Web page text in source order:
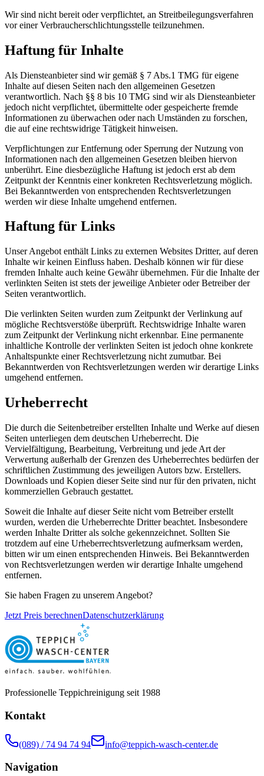
Wir sind nicht bereit oder verpflichtet, an Streitbeilegungsverfahren
vor einer Verbraucherschlichtungsstelle teilzunehmen.
Haftung für Inhalte
Als Diensteanbieter sind wir gemäß § 7 Abs.1 TMG für eigene
Inhalte auf diesen Seiten nach den allgemeinen Gesetzen
verantwortlich. Nach §§ 8 bis 10 TMG sind wir als Diensteanbieter
jedoch nicht verpflichtet, übermittelte oder gespeicherte fremde
Informationen zu überwachen oder nach Umständen zu forschen,
die auf eine rechtswidrige Tätigkeit hinweisen.
Verpflichtungen zur Entfernung oder Sperrung der Nutzung von
Informationen nach den allgemeinen Gesetzen bleiben hiervon
unberührt. Eine diesbezügliche Haftung ist jedoch erst ab dem
Zeitpunkt der Kenntnis einer konkreten Rechtsverletzung möglich.
Bei Bekanntwerden von entsprechenden Rechtsverletzungen
werden wir diese Inhalte umgehend entfernen.
Haftung für Links
Unser Angebot enthält Links zu externen Websites Dritter, auf deren
Inhalte wir keinen Einfluss haben. Deshalb können wir für diese
fremden Inhalte auch keine Gewähr übernehmen. Für die Inhalte der
verlinkten Seiten ist stets der jeweilige Anbieter oder Betreiber der
Seiten verantwortlich.
Die verlinkten Seiten wurden zum Zeitpunkt der Verlinkung auf
mögliche Rechtsverstöße überprüft. Rechtswidrige Inhalte waren
zum Zeitpunkt der Verlinkung nicht erkennbar. Eine permanente
inhaltliche Kontrolle der verlinkten Seiten ist jedoch ohne konkrete
Anhaltspunkte einer Rechtsverletzung nicht zumutbar. Bei
Bekanntwerden von Rechtsverletzungen werden wir derartige Links
umgehend entfernen.
Urheberrecht
Die durch die Seitenbetreiber erstellten Inhalte und Werke auf diesen
Seiten unterliegen dem deutschen Urheberrecht. Die
Vervielfältigung, Bearbeitung, Verbreitung und jede Art der
Verwertung außerhalb der Grenzen des Urheberrechtes bedürfen der
schriftlichen Zustimmung des jeweiligen Autors bzw. Erstellers.
Downloads und Kopien dieser Seite sind nur für den privaten, nicht
kommerziellen Gebrauch gestattet.
Soweit die Inhalte auf dieser Seite nicht vom Betreiber erstellt
wurden, werden die Urheberrechte Dritter beachtet. Insbesondere
werden Inhalte Dritter als solche gekennzeichnet. Sollten Sie
trotzdem auf eine Urheberrechtsverletzung aufmerksam werden,
bitten wir um einen entsprechenden Hinweis. Bei Bekanntwerden
von Rechtsverletzungen werden wir derartige Inhalte umgehend
entfernen.
Sie haben Fragen zu unserem Angebot?
Jetzt Preis berechnenDatenschutzerklärung
Professionelle Teppichreinigung seit 1988
Kontakt
(089) / 74 94 74 94 info@teppich-wasch-center.de
Navigation